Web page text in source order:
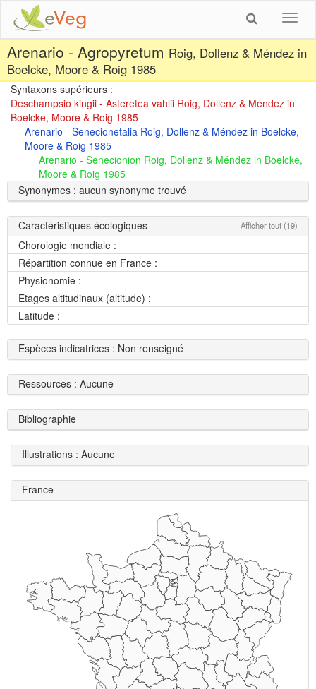
Arenario - Agropyretum Roig, Dollenz & Méndez in
Boelcke, Moore & Roig 1985
Syntaxons supérieurs :
Deschampsio kingii - Asteretea vahlii Roig, Dollenz & Méndez in
Boelcke, Moore & Roig 1985
Arenario - Senecionetalia Roig, Dollenz & Méndez in Boelcke,
Moore & Roig 1985
Arenario - Senecionion Roig, Dollenz & Méndez in Boelcke,
Moore & Roig 1985
Synonymes : aucun synonyme trouvé
Caractéristiques écologiques Afficher tout (19)
Chorologie mondiale :
Répartition connue en France :
Physionomie :
Etages altitudinaux (altitude) :
Latitude :
Espèces indicatrices : Non renseigné
Ressources : Aucune
Bibliographie
Illustrations : Aucune
France